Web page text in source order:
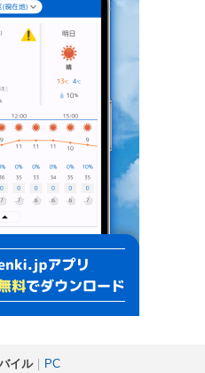
イル｜ PC